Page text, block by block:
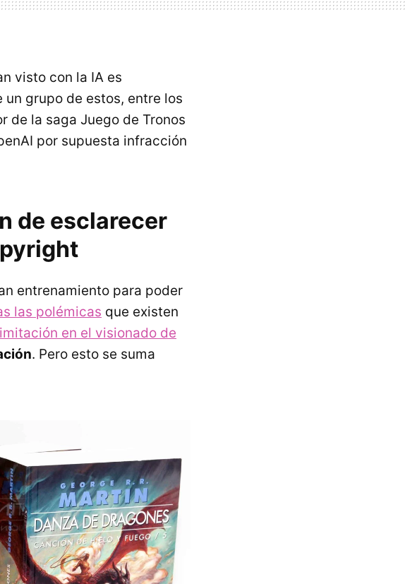
visto con la IA es
grupo de estos, entre los
de la saga Juego de Tronos
por supuesta infracción
de esclarecer
entrenamiento para poder
las polémicas que existen
en el visionado de
. Pero esto se suma